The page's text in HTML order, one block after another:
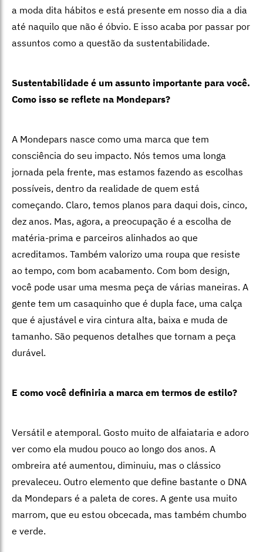
a moda dita hábitos e está presente em nosso dia a dia
até naquilo que não é óbvio. E isso acaba por passar por
assuntos como a questão da sustentabilidade.
Sustentabilidade é um assunto importante para você.
Como isso se reflete na Mondepars?
A Mondepars nasce como uma marca que tem
consciência do seu impacto. Nós temos uma longa
jornada pela frente, mas estamos fazendo as escolhas
possíveis, dentro da realidade de quem está
começando. Claro, temos planos para daqui dois, cinco,
dez anos. Mas, agora, a preocupação é a escolha de
matéria-prima e parceiros alinhados ao que
acreditamos. Também valorizo uma roupa que resiste
ao tempo, com bom acabamento. Com bom design,
você pode usar uma mesma peça de várias maneiras. A
gente tem um casaquinho que é dupla face, uma calça
que é ajustável e vira cintura alta, baixa e muda de
tamanho. São pequenos detalhes que tornam a peça
durável.
E como você definiria a marca em termos de estilo?
Versátil e atemporal. Gosto muito de alfaiataria e adoro
ver como ela mudou pouco ao longo dos anos. A
ombreira até aumentou, diminuiu, mas o clássico
prevaleceu. Outro elemento que define bastante o DNA
da Mondepars é a paleta de cores. A gente usa muito
marrom, que eu estou obcecada, mas também chumbo
e verde.